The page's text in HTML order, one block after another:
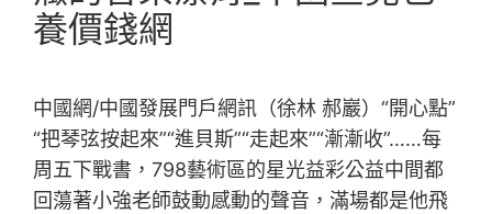
養價錢網
中國網/中國發展門戶網訊（徐林 郝巖）“開心點”
“把琴弦按起來”“進貝斯”“走起來”“漸漸收”……每
周五下戰書，798藝術區的星光益彩公益中間都
回蕩著小強老師鼓動感動的聲音，滿場都是他飛